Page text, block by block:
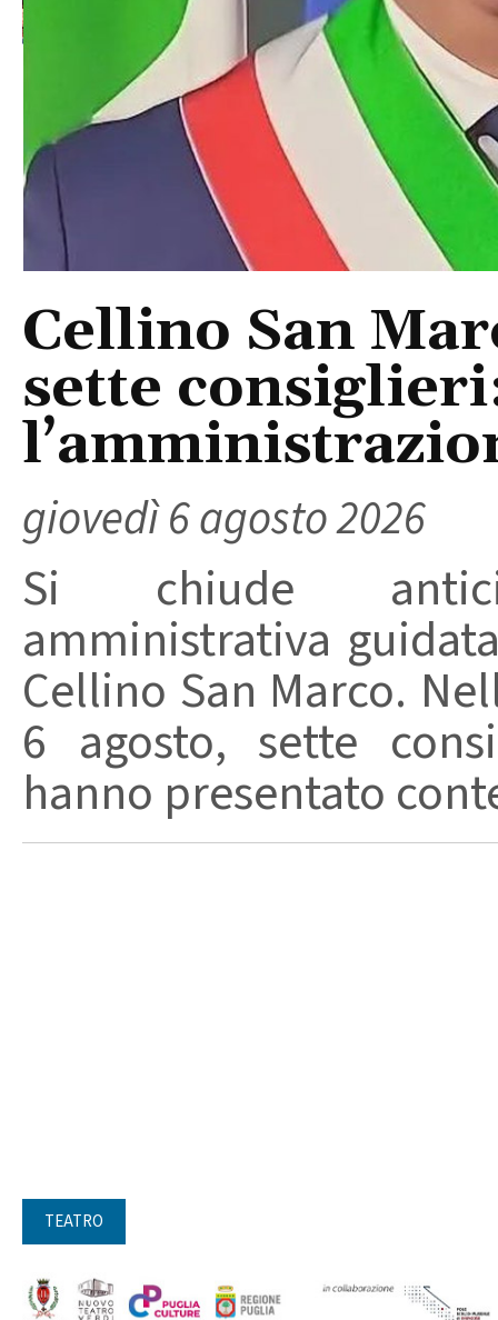
Cellino San
sette
giovedì 6 agosto 2026
Si chiude
amministrativa
Cellino San Marco.
6 agosto, sette
hanno presentato
TEATRO